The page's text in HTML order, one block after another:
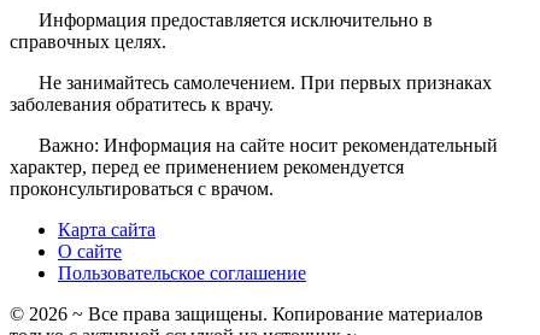
Информация предоставляется исключительно в
справочных целях.
Не занимайтесь самолечением. При первых признаках
заболевания обратитесь к врачу.
Важно: Информация на сайте носит рекомендательный
характер, перед ее применением рекомендуется
проконсультироваться с врачом.
Карта сайта
О сайте
Пользовательское соглашение
© 2026 ~ Все права защищены. Копирование материалов